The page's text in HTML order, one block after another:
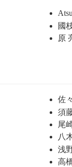
國
原
佐
須
尾
八
浅
高